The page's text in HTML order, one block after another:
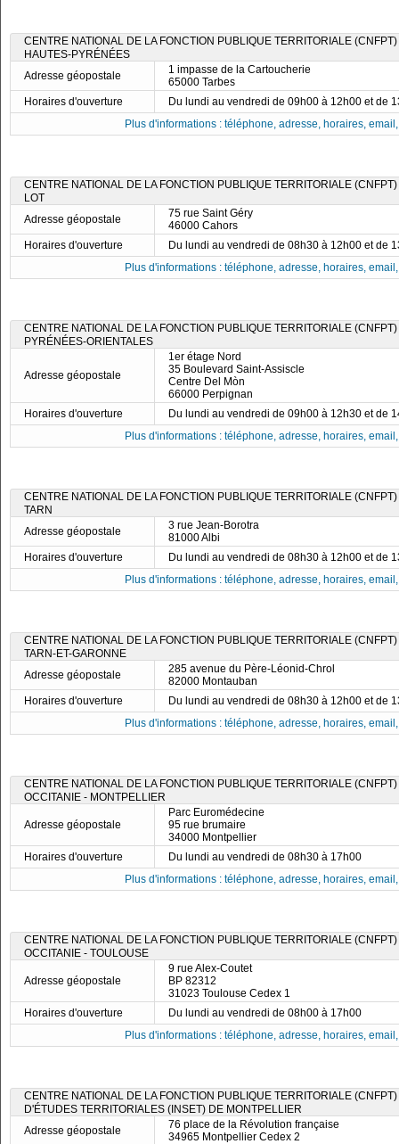
CENTRE NATIONAL DE LA FONCTION PUBLIQUE TERRITORIALE
HAUTES-PYRÉNÉES
Adresse géopostale
1 impasse de la Cartoucherie
65000 Tarbes
Horaires d'ouverture
Du lundi au vendredi de 09h00 à 12h00 et de
Plus d'informations : téléphone, adresse, horaires,
CENTRE NATIONAL DE LA FONCTION PUBLIQUE TERRITORIALE
LOT
Adresse géopostale
75 rue Saint Géry
46000 Cahors
Horaires d'ouverture
Du lundi au vendredi de 08h30 à 12h00 et de
Plus d'informations : téléphone, adresse, horaires,
CENTRE NATIONAL DE LA FONCTION PUBLIQUE TERRITORIALE
PYRÉNÉES-ORIENTALES
Adresse géopostale
1er étage Nord
35 Boulevard Saint-Assiscle
Centre Del Mòn
66000 Perpignan
Horaires d'ouverture
Du lundi au vendredi de 09h00 à 12h30 et de
Plus d'informations : téléphone, adresse, horaires,
CENTRE NATIONAL DE LA FONCTION PUBLIQUE TERRITORIALE
TARN
Adresse géopostale
3 rue Jean-Borotra
81000 Albi
Horaires d'ouverture
Du lundi au vendredi de 08h30 à 12h00 et de
Plus d'informations : téléphone, adresse, horaires,
CENTRE NATIONAL DE LA FONCTION PUBLIQUE TERRITORIALE
TARN-ET-GARONNE
Adresse géopostale
285 avenue du Père-Léonid-Chrol
82000 Montauban
Horaires d'ouverture
Du lundi au vendredi de 08h30 à 12h00 et de
Plus d'informations : téléphone, adresse, horaires,
CENTRE NATIONAL DE LA FONCTION PUBLIQUE TERRITORIALE
OCCITANIE - MONTPELLIER
Adresse géopostale
Parc Euromédecine
95 rue brumaire
34000 Montpellier
Horaires d'ouverture
Du lundi au vendredi de 08h30 à 17h00
Plus d'informations : téléphone, adresse, horaires,
CENTRE NATIONAL DE LA FONCTION PUBLIQUE TERRITORIALE
OCCITANIE - TOULOUSE
Adresse géopostale
9 rue Alex-Coutet
BP 82312
31023 Toulouse Cedex 1
Horaires d'ouverture
Du lundi au vendredi de 08h00 à 17h00
Plus d'informations : téléphone, adresse, horaires,
CENTRE NATIONAL DE LA FONCTION PUBLIQUE TERRITORIALE
D'ÉTUDES TERRITORIALES (INSET) DE MONTPELLIER
Adresse géopostale
76 place de la Révolution française
34965 Montpellier Cedex 2